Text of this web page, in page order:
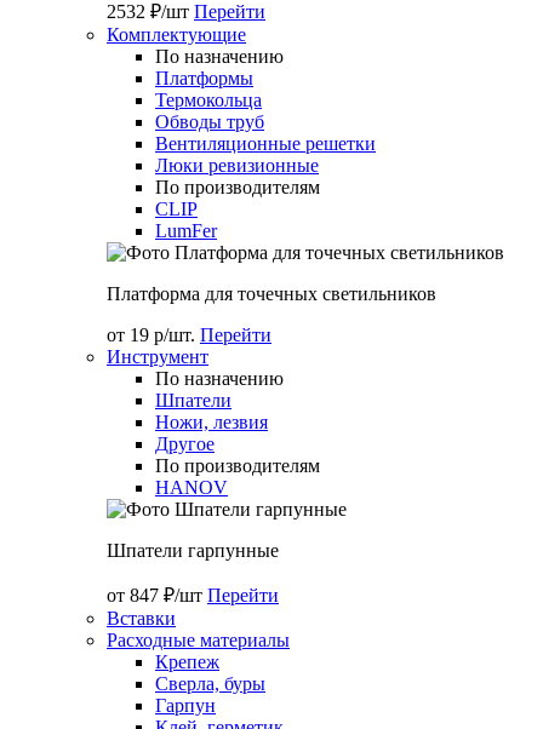
2532 ₽/шт Перейти
Комплектующие
По назначению
Платформы
Термокольца
Обводы труб
Вентиляционные решетки
Люки ревизионные
По производителям
CLIP
LumFer
Платформа для точечных светильников
от 19 р/шт. Перейти
Инструмент
По назначению
Шпатели
Ножи, лезвия
Другое
По производителям
HANOV
Шпатели гарпунные
от 847 ₽/шт Перейти
Вставки
Расходные материалы
Крепеж
Сверла, буры
Гарпун